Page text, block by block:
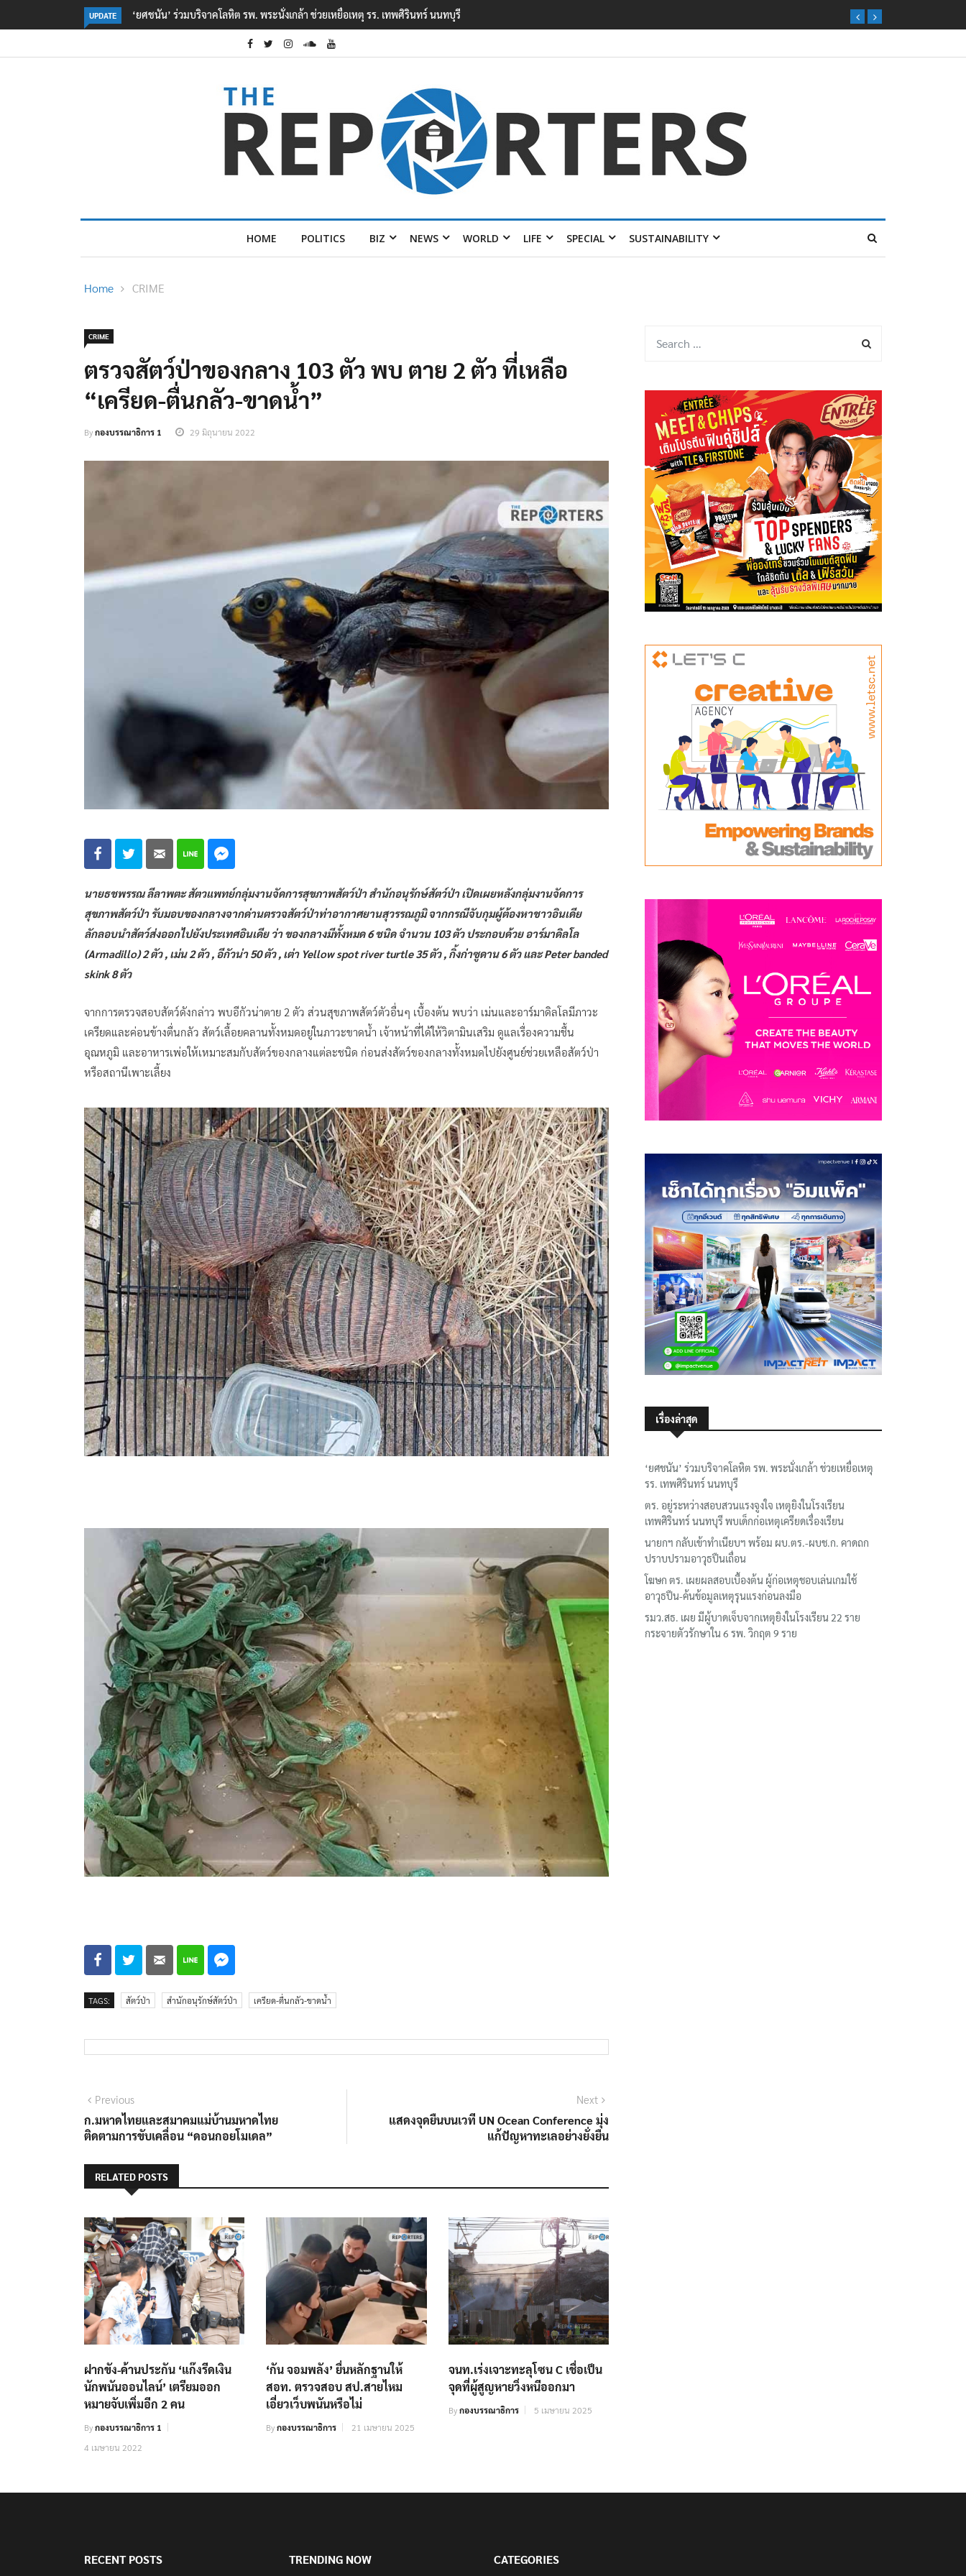
UPDATE ตร. อยู่ระหว่างสอบสวนแรงจูงใจ เหตุยิงในโรงเรียนเทพศิรินทร์ นนทบุรี พบเด็กก่อเหตุเครียดเรื่องเรียน
HOME POLITICS BIZ NEWS WORLD LIFE SPECIAL SUSTAINABILITY
Home CRIME
CRIME
ตรวจสัตว์ป่าของกลาง 103 ตัว พบ ตาย 2 ตัว ที่เหลือ
“เครียด-ตื่นกลัว-ขาดน้ำ”
Byกองบรรณาธิการ 1 29 มิถุนายน 2022
นายธชพรรณ ลีลาพตะ สัตวแพทย์กลุ่มงานจัดการสุขภาพสัตว์ป่า สำนักอนุรักษ์สัตว์ป่า เปิดเผยหลังกลุ่มงานจัดการ
สุขภาพสัตว์ป่า รับมอบของกลางจากด่านตรวจสัตว์ป่าท่าอากาศยานสุวรรณภูมิ จากกรณีจับกุมผู้ต้องหาชาวอินเดีย
ลักลอบนำสัตว์ส่งออกไปยังประเทศอินเดีย ว่า ของกลางมีทั้งหมด 6 ชนิด จำนวน 103 ตัว ประกอบด้วย อาร์มาดิลโล
(Armadillo) 2 ตัว , เม่น 2 ตัว , อีกัวน่า 50 ตัว , เต่า Yellow spot river turtle 35 ตัว , กิ้งก่าซูดาน 6 ตัว และ Peter banded
skink 8 ตัว
จากการตรวจสอบสัตว์ดังกล่าว พบอีกัวน่าตาย 2 ตัว ส่วนสุขภาพสัตว์ตัวอื่นๆ เบื้องต้น พบว่า เม่นและอาร์มาดิลโลมีภาวะ
เครียดและค่อนข้างตื่นกลัว สัตว์เลื้อยคลานทั้งหมดอยู่ในภาวะขาดน้ำ เจ้าหน้าที่ได้ให้วิตามินเสริม ดูแลเรื่องความชื้น
อุณหภูมิ และอาหารเพ่อให้เหมาะสมกับสัตว์ของกลางแต่ละชนิด ก่อนส่งสัตว์ของกลางทั้งหมดไปยังศูนย์ช่วยเหลือสัตว์ป่า
หรือสถานีเพาะเลี้ยง
TAGS: สัตว์ป่า สำนักอนุรักษ์สัตว์ป่า เครียด-ตื่นกลัว-ขาดน้ำ
แนะแนว
เรื่อง
PreviousPrevious
post:
ก.มหาดไทยและสมาคมแม่บ้านมหาดไทย
ติดตามการขับเคลื่อน “ดอนกอยโมเดล”
Next
แสดงจุดยืนบนเวที UN Ocean Conference มุ่ง
แก้ปัญหาทะเลอย่างยั่งยืน
RELATED POSTS
ฝากขัง-ค้านประกัน ‘แก๊งรีดเงิน
นักพนันออนไลน์’ เตรียมออก
หมายจับเพิ่มอีก 2 คน
Byกองบรรณาธิการ 1
4 เมษายน 2022
‘กัน จอมพลัง’ ยื่นหลักฐานให้
สอท. ตรวจสอบ สป.สายไหม
เอี่ยวเว็บพนันหรือไม่
Byกองบรรณาธิการ 21 เมษายน 2025
จนท.เร่งเจาะทะลุโซน C เชื่อเป็น
จุดที่ผู้สูญหายวิ่งหนีออกมา
Byกองบรรณาธิการ 5 เมษายน 2025
เรื่องล่าสุด
‘ยศชนัน’ ร่วมบริจาคโลหิต รพ. พระนั่งเกล้า ช่วยเหยื่อเหตุ
รร. เทพศิรินทร์ นนทบุรี
ตร. อยู่ระหว่างสอบสวนแรงจูงใจ เหตุยิงในโรงเรียน
เทพศิรินทร์ นนทบุรี พบเด็กก่อเหตุเครียดเรื่องเรียน
นายกฯ กลับเข้าทำเนียบฯ พร้อม ผบ.ตร.-ผบช.ก. คาดถก
ปราบปรามอาวุธปืนเถื่อน
โฆษก ตร. เผยผลสอบเบื้องต้น ผู้ก่อเหตุชอบเล่นเกมใช้
อาวุธปืน-ค้นข้อมูลเหตุรุนแรงก่อนลงมือ
รมว.สธ. เผย มีผู้บาดเจ็บจากเหตุยิงในโรงเรียน 22 ราย
กระจายตัวรักษาใน 6 รพ. วิกฤต 9 ราย
RECENT POSTS TRENDING NOW CATEGORIES